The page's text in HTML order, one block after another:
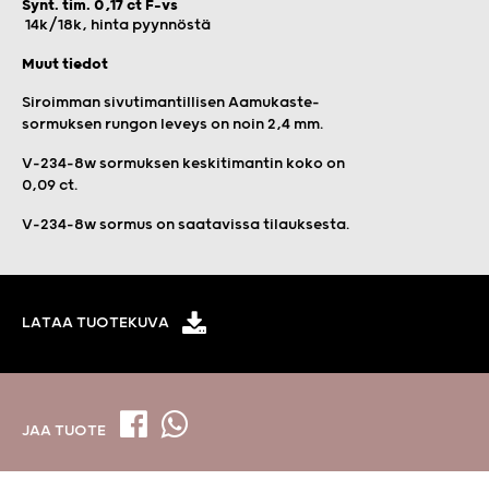
Synt. tim. 0,17 ct F-vs
14k/18k, hinta pyynnöstä
Muut tiedot
Siroimman sivutimantillisen Aamukaste-
sormuksen rungon leveys on noin 2,4 mm.
V-234-8w sormuksen keskitimantin koko on
0,09 ct.
V-234-8w sormus on saatavissa tilauksesta.
LATAA TUOTEKUVA
JAA TUOTE